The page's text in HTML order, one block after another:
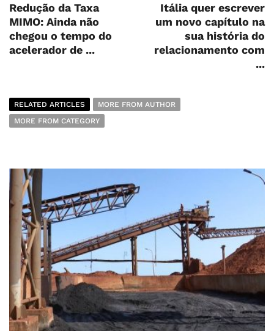
Redução da Taxa
MIMO: Ainda não
chegou o tempo do
acelerador de ...
Itália quer escrever
um novo capítulo na
sua história do
relacionamento com
...
RELATED ARTICLES
MORE FROM AUTHOR
MORE FROM CATEGORY